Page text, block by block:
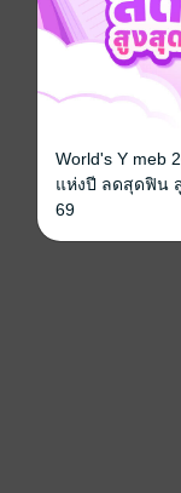
World's Y meb
แห่งปี ลดสุดฟิน
69